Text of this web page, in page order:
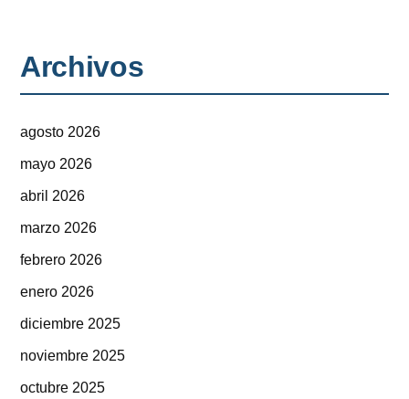
Archivos
agosto 2026
mayo 2026
abril 2026
marzo 2026
febrero 2026
enero 2026
diciembre 2025
noviembre 2025
octubre 2025